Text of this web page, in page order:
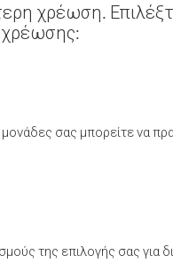
χρέωση.
σας μπορείτε να
της επιλογής σας για